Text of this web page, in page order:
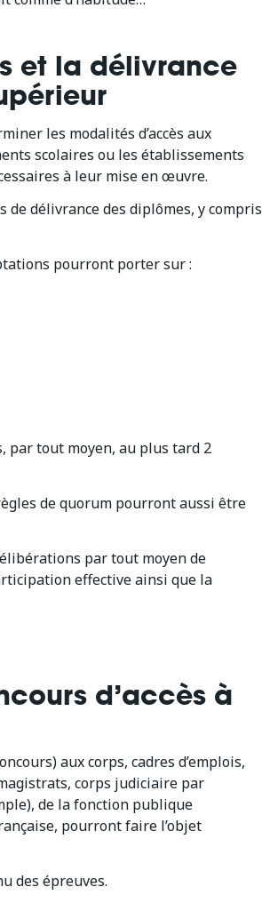
et la délivrance
les modalités d’accès aux
scolaires ou les établissements
à leur mise en œuvre.
délivrance des diplômes, y compris
pourront porter sur :
par tout moyen, au plus tard 2
de quorum pourront aussi être
par tout moyen de
effective ainsi que la
d’accès à
aux corps, cadres d’emplois,
corps judiciaire par
de la fonction publique
pourront faire l’objet
des épreuves.